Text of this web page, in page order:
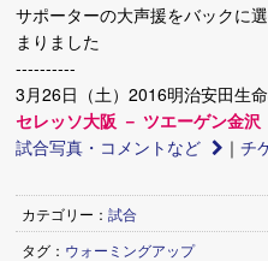
サポーターの大声援をバックに
まりました
----------
3月26日（土）2016明治安田生
セレッソ大阪 － ツエーゲン金沢
試合写真・コメントなど
｜チ
カテゴリー：試合
タグ： ウォーミングアップ